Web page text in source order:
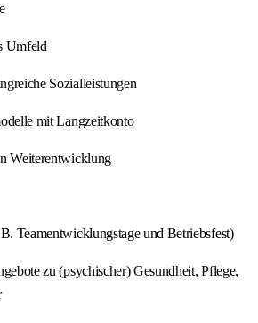
Umfeld
Sozialleistungen
mit Langzeitkonto
Weiterentwicklung
Teamentwicklungstage und Betriebsfest)
zu (psychischer) Gesundheit, Pflege,